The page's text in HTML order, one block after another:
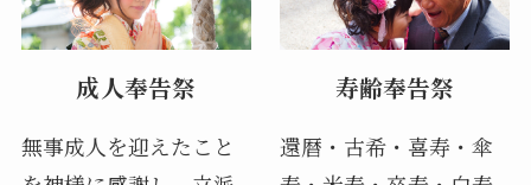
成人奉告祭
無事成人を迎えたこと
寿齢奉告祭
還暦・古希・喜寿・傘